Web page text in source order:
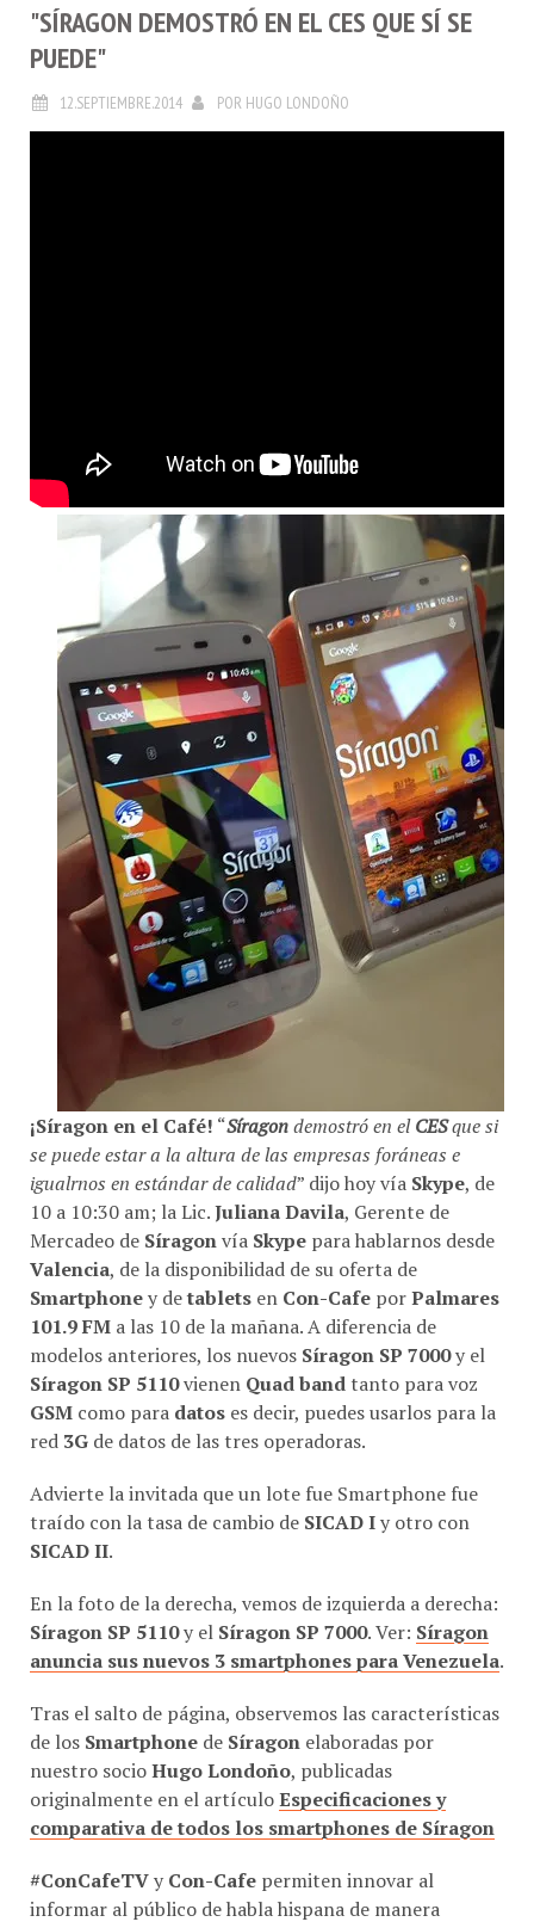
"SÍRAGON DEMOSTRÓ EN EL CES QUE SÍ SE
PUEDE"
12.SEPTIEMBRE.2014 POR HUGO LONDOÑO
¡Síragon en el Café! “Síragondemostró en elCESque si
se puede estar a la altura de las empresas foráneas e
igualrnos en estándar de calidad” dijo hoy vía Skype, de
10 a 10:30 am; la Lic.Juliana Davila, Gerente de
Mercadeo de Síragonvía Skype para hablarnos desde
Valencia, de la disponibilidad de su oferta de
Smartphoney detablets en Con-Cafe porPalmares
101.9 FM a las 10 de la mañana. A diferencia de
modelos anteriores, los nuevos Síragon SP 7000y el
Síragon SP 5110vienen Quad band tanto para voz
GSM como para datos es decir, puedes usarlos para la
red 3G de datos de las tres operadoras.
Advierte la invitada que un lote fue Smartphone fue
traído con la tasa de cambio de SICAD Iy otro con
SICAD II.
En la foto de la derecha, vemos de izquierda a derecha:
Síragon SP 5110y el Síragon SP 7000. Ver: Síragon
anuncia sus nuevos 3 smartphones para Venezuela.
Tras el salto de página, observemos las características
de los Smartphone de Síragon elaboradas por
nuestro socioHugo Londoño, publicadas
originalmente en el artículoEspecificaciones y
comparativa de todos los smartphones de Síragon
#ConCafeTVy Con-Cafe permiten innovar al
informar al público de habla hispana de manera